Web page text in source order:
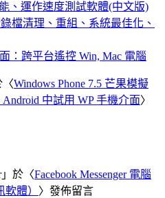
能、運作速度測試軟體(中文版)
錄檔清理、重組、系統最佳化、
：跨平台遙控 Win, Mac 電腦
〈Windows Phone 7.5 芒果模擬
Android 中試用 WP 手機介面〉
」於〈Facebook Messenger 電腦
體） 〉發佈留言